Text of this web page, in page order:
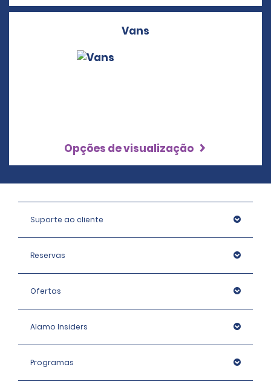
Vans
Opções de visualização
Suporte ao cliente
Reservas
Ofertas
Alamo Insiders
Programas